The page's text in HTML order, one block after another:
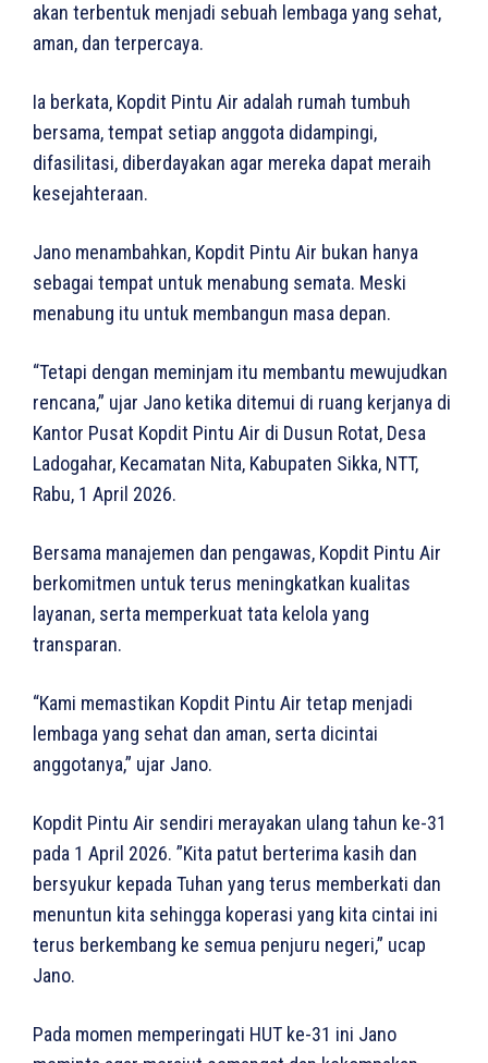
akan terbentuk menjadi sebuah lembaga yang sehat,
aman, dan terpercaya.
Ia berkata, Kopdit Pintu Air adalah rumah tumbuh
bersama, tempat setiap anggota didampingi,
difasilitasi, diberdayakan agar mereka dapat meraih
kesejahteraan.
Jano menambahkan, Kopdit Pintu Air bukan hanya
sebagai tempat untuk menabung semata. Meski
menabung itu untuk membangun masa depan.
“Tetapi dengan meminjam itu membantu mewujudkan
rencana,” ujar Jano ketika ditemui di ruang kerjanya di
Kantor Pusat Kopdit Pintu Air di Dusun Rotat, Desa
Ladogahar, Kecamatan Nita, Kabupaten Sikka, NTT,
Rabu, 1 April 2026.
Bersama manajemen dan pengawas, Kopdit Pintu Air
berkomitmen untuk terus meningkatkan kualitas
layanan, serta memperkuat tata kelola yang
transparan.
“Kami memastikan Kopdit Pintu Air tetap menjadi
lembaga yang sehat dan aman, serta dicintai
anggotanya,” ujar Jano.
Kopdit Pintu Air sendiri merayakan ulang tahun ke-31
pada 1 April 2026. ”Kita patut berterima kasih dan
bersyukur kepada Tuhan yang terus memberkati dan
menuntun kita sehingga koperasi yang kita cintai ini
terus berkembang ke semua penjuru negeri,” ucap
Jano.
Pada momen memperingati HUT ke-31 ini Jano